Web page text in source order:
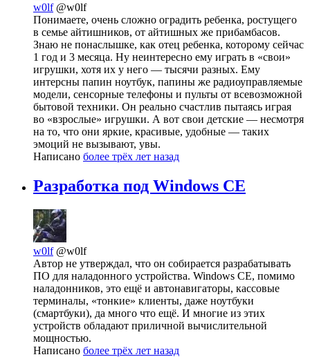
w0lf @w0lf
Понимаете, очень сложно оградить ребенка, ростущего
в семье айтишников, от айтишных же прибамбасов.
Знаю не понаслышке, как отец ребенка, которому сейчас
1 год и 3 месяца. Ну неинтересно ему играть в «свои»
игрушки, хотя их у него — тысячи разных. Ему
интерсны папин ноутбук, папины же радиоуправляемые
модели, сенсорные телефоны и пульты от всевозможной
бытовой техники. Он реально счастлив пытаясь играя
во «взрослые» игрушки. А вот свои детские — несмотря
на то, что они яркие, красивые, удобные — таких
эмоций не вызывают, увы.
Написано более трёх лет назад
Разработка под Windows CE
w0lf @w0lf
Автор не утверждал, что он собирается разрабатывать
ПО для наладонного устройства. Windows CE, помимо
наладонников, это ещё и автонавигаторы, кассовые
терминалы, «тонкие» клиенты, даже ноутбуки
(смартбуки), да много что ещё. И многие из этих
устройств обладают приличной вычислительной
мощностью.
Написано более трёх лет назад